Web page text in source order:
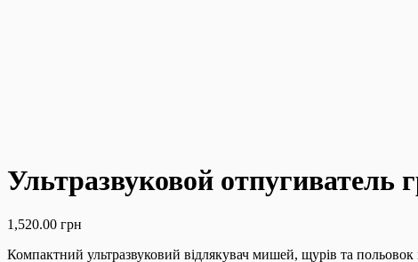
Ультразвуковой отпугиватель
1,520.00 грн
Компактний ультразвуковий відлякувач мишей, щурів та польовок